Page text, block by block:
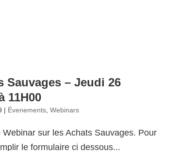
Sauvages – Jeudi 26
11H00
| Évenements ,Webinars
sur les Achats Sauvages. Pour
le formulaire ci dessous...